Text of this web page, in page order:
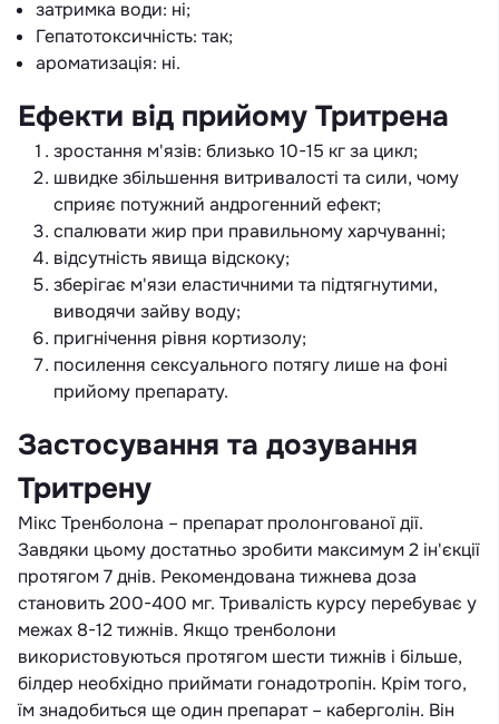
затримка води: ні;
Гепатотоксичність: так;
ароматизація: ні.
Ефекти від прийому Тритрена
зростання м'язів: близько 10-15 кг за цикл;
швидке збільшення витривалості та сили, чому
сприяє потужний андрогенний ефект;
спалювати жир при правильному харчуванні;
відсутність явища відскоку;
зберігає м'язи еластичними та підтягнутими,
виводячи зайву воду;
пригнічення рівня кортизолу;
посилення сексуального потягу лише на фоні
прийому препарату.
Застосування та дозування
Тритрену
Мікс Тренболона – препарат пролонгованої дії.
Завдяки цьому достатньо зробити максимум 2 ін'єкції
протягом 7 днів. Рекомендована тижнева доза
становить 200-400 мг. Тривалість курсу перебуває у
межах 8-12 тижнів. Якщо тренболони
використовуються протягом шести тижнів і більше,
білдер необхідно приймати гонадотропін. Крім того,
їм знадобиться ще один препарат – каберголін. Він